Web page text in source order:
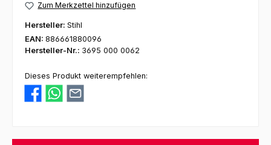
Zum Merkzettel hinzufügen
Hersteller: Stihl
EAN: 886661880096
Hersteller-Nr.: 3695 000 0062
Dieses Produkt weiterempfehlen: